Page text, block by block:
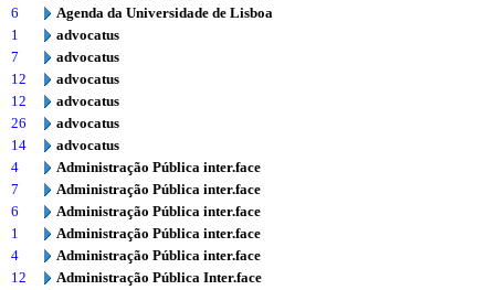
6
Agenda da Universidade de Lisboa
1
advocatus
7
advocatus
12
advocatus
12
advocatus
26
advocatus
14
advocatus
4
Administração Pública inter.face
7
Administração Pública inter.face
6
Administração Pública inter.face
1
Administração Pública inter.face
4
Administração Pública inter.face
12
Administração Pública Inter.face